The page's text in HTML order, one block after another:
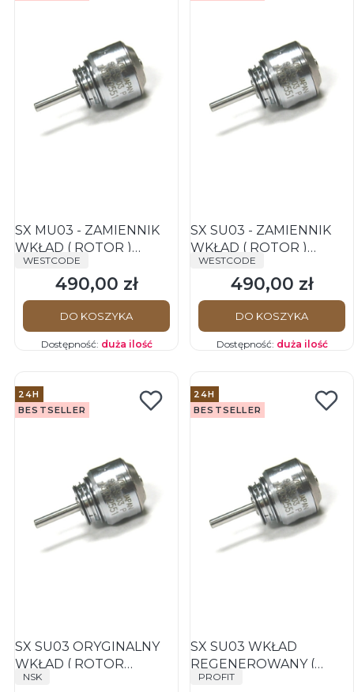
SX MU03 - ZAMIENNIK
WKŁAD ( ROTOR )
TURBINY S-Max M500L,
M500, M800, M800L
PRODUCENT
WESTCODE
Cena
490,00 zł
DO KOSZYKA
Dostępność: duża ilość
SX SU03 - ZAMIENNIK
WKŁAD ( ROTOR )
TURBINY S-Max M600L,
M600, M900, M900L
PRODUCENT
WESTCODE
Cena
490,00 zł
DO KOSZYKA
Dostępność: duża ilość
24H
BESTSELLER
SX SU03 ORYGINALNY
WKŁAD ( ROTOR
)TURBINY S-Max M600L,
PRODUCENT
NSK
24H
BESTSELLER
SX SU03 WKŁAD
REGENEROWANY (
ROTOR )TURBINY S-Max
PRODUCENT
PROFIT